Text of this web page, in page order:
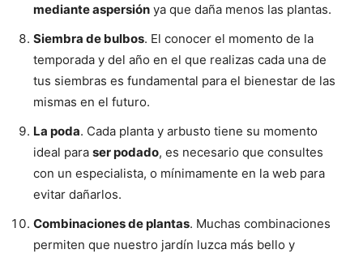
mediante aspersión ya que daña menos las plantas.
Siembra de bulbos. El conocer el momento de la
temporada y del año en el que realizas cada una de
tus siembras es fundamental para el bienestar de las
mismas en el futuro.
La poda. Cada planta y arbusto tiene su momento
ideal para ser podado, es necesario que consultes
con un especialista, o mínimamente en la web para
evitar dañarlos.
Combinaciones de plantas. Muchas combinaciones
permiten que nuestro jardín luzca más bello y